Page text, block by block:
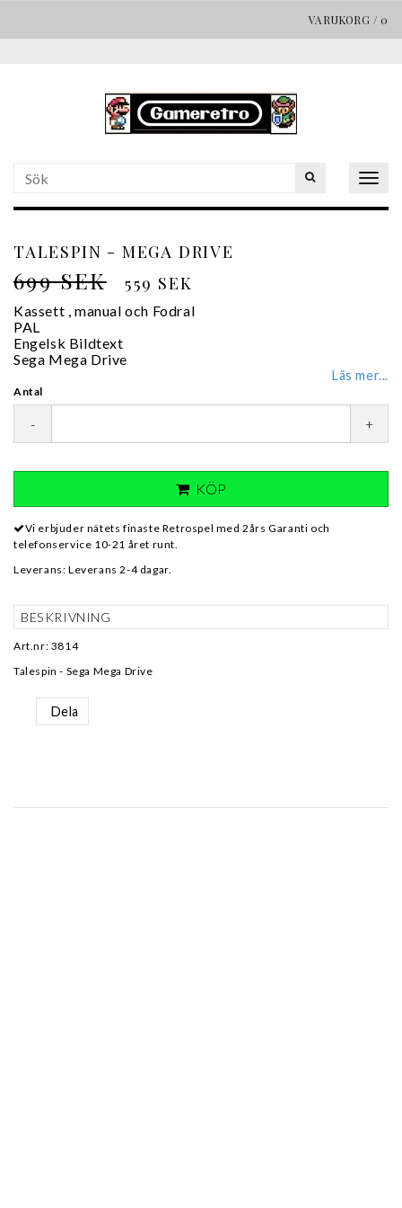
VARUKORG / 0
TALESPIN - MEGA DRIVE
699 SEK 559 SEK
Kassett , manual och Fodral
PAL
Engelsk Bildtext
Sega Mega Drive
Läs mer...
Antal
- +
KÖP
Vi erbjuder nätets finaste Retrospel med 2års Garanti och
telefonservice 10-21 året runt.
Leverans: Leverans 2-4 dagar.
BESKRIVNING
Art.nr: 3814
Talespin - Sega Mega Drive
Dela